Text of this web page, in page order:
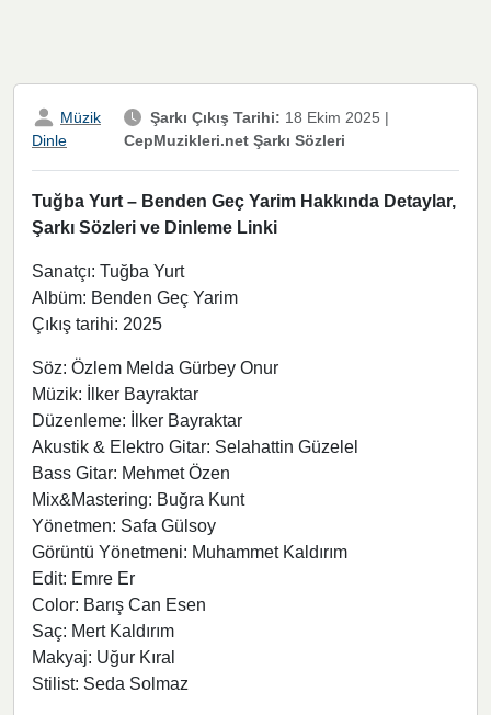
Müzik
Dinle
Şarkı Çıkış Tarihi: 18 Ekim 2025 |
CepMuzikleri.net Şarkı Sözleri
Tuğba Yurt – Benden Geç Yarim Hakkında Detaylar,
Şarkı Sözleri ve Dinleme Linki
Sanatçı: Tuğba Yurt
Albüm: Benden Geç Yarim
Çıkış tarihi: 2025
Söz: Özlem Melda Gürbey Onur
Müzik: İlker Bayraktar
Düzenleme: İlker Bayraktar
Akustik & Elektro Gitar: Selahattin Güzelel
Bass Gitar: Mehmet Özen
Mix&Mastering: Buğra Kunt
Yönetmen: Safa Gülsoy
Görüntü Yönetmeni: Muhammet Kaldırım
Edit: Emre Er
Color: Barış Can Esen
Saç: Mert Kaldırım
Makyaj: Uğur Kıral
Stilist: Seda Solmaz